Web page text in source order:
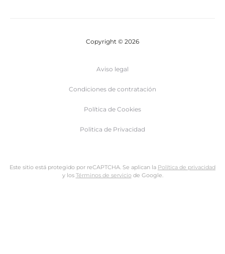
Copyright © 2026
Aviso legal
Condiciones de contratación
Política de Cookies
Politica de Privacidad
Este sitio está protegido por reCAPTCHA. Se aplican la Política de privacidad
y los Términos de serviciode Google.